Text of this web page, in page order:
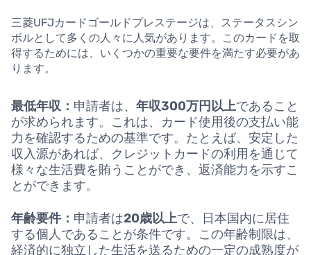
三菱UFJカードゴールドプレステージは、ステータスシン
ボルとして多くの人々に人気があります。このカードを取
得するためには、いくつかの重要な要件を満たす必要があ
ります。
最低年収： 申請者は、 年収300万円以上であること
が求められます。これは、カード使用後の支払い能
力を確認するための基準です。たとえば、安定した
収入源があれば、クレジットカードの利用を通じて
様々な生活費を賄うことができ、返済能力を示すこ
とができます。
年齢要件： 申請者は20歳以上で、日本国内に居住
する個人であることが条件です。この年齢制限は、
経済的に独立した生活を送るための一定の成熟度が